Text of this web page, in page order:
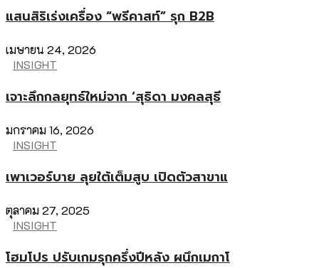
แสนสิริเร่งเครื่อง “พรีคาสท์” รุก B2B
เมษายน 24, 2026
INSIGHT
เจาะลึกกลยุทธ์ใหม่จาก ‘สุธิดา มงคลสุธี
มกราคม 16, 2026
INSIGHT
เพาเวอร์บาย ลุยใต้เต็มสูบ เปิดตัวสาขาแ
ตุลาคม 27, 2025
INSIGHT
โฮมโปร ปรับเกมรุกครึ่งปีหลัง ผนึกเมกาโ